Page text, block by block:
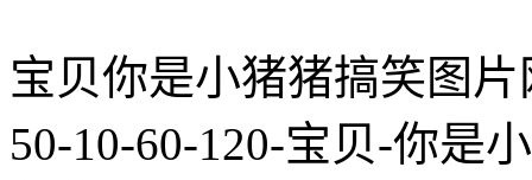
宝贝你是小猪猪搞笑图片
50-10-60-120-宝贝-你是